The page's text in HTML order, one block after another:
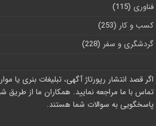
فناوری (115)
کسب و کار (253)
گردشگری و سفر (228)
اگر قصد انتشار رپورتاژ آگهی، تبلیغات بنری یا
تماس با ما مراجعه نمایید. همکاران ما از طریق
پاسخگویی به سوالات شما هستند.